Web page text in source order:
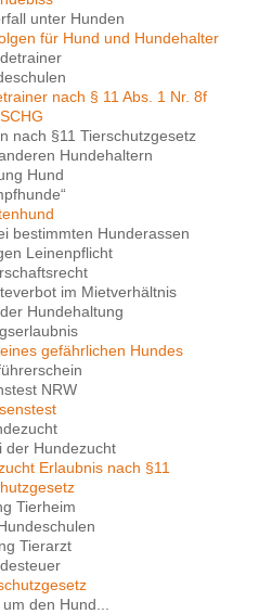
unter Hunden
für Hund und Hundehalter
nach § 11 Abs. 1 Nr. 8f
nach §11 Tierschutzgesetz
Hundehaltern
Hund
bestimmten Hunderassen
Leinenpflicht
im Mietverhältnis
Hundehaltung
gefährlichen Hundes
NRW
der Hundezucht
Erlaubnis nach §11
Tierheim
Tierarzt
den Hund...